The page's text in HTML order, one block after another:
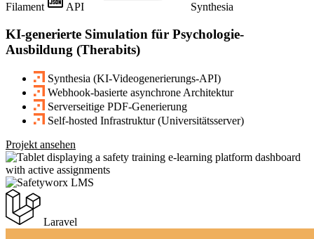
Filament API Synthesia
KI-generierte Simulation für Psychologie-
Ausbildung (Therabits)
Synthesia (KI-Videogenerierungs-API)
Webhook-basierte asynchrone Architektur
Serverseitige PDF-Generierung
Self-hosted Infrastruktur (Universitätsserver)
Projekt ansehen
Laravel